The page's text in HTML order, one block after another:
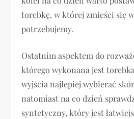
torebkę, w której zmieści się
potrzebujemy.
Ostatnim aspektem do
którego wykonana jest
wyjścia najlepiej wybierać
natomiast na co dzień
syntetyczny, który jest